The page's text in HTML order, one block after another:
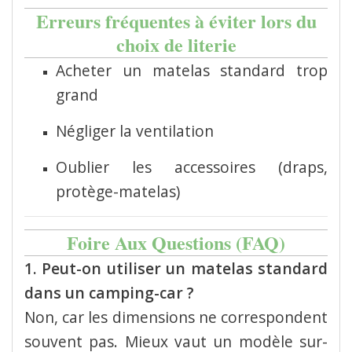
Erreurs fréquentes à éviter lors du
choix de literie
Acheter un matelas standard trop
grand
Négliger la ventilation
Oublier les accessoires (draps,
protège-matelas)
Foire Aux Questions (FAQ)
1. Peut-on utiliser un matelas standard
dans un camping-car ?
Non, car les dimensions ne correspondent
souvent pas. Mieux vaut un modèle sur-